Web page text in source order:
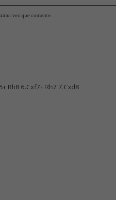
vez que comente.
Rh8 6.Cxf7+ Rh7 7.Cxd8